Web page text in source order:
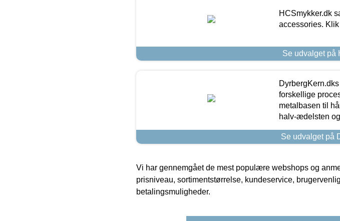
HCSmykker.dk
accessories.
Se udvalget på
forskellige
metalbasen til
halv-ædelsten
Se udvalget på
Vi har gennemgået de mest populære webshops og
prisniveau, sortimentstørrelse, kundeservice,
betalingsmuligheder.